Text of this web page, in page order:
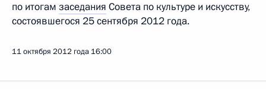
по итогам заседания Совета по культуре и искусству,
состоявшегося 25 сентября 2012 года.
11 октября 2012 года 16:00